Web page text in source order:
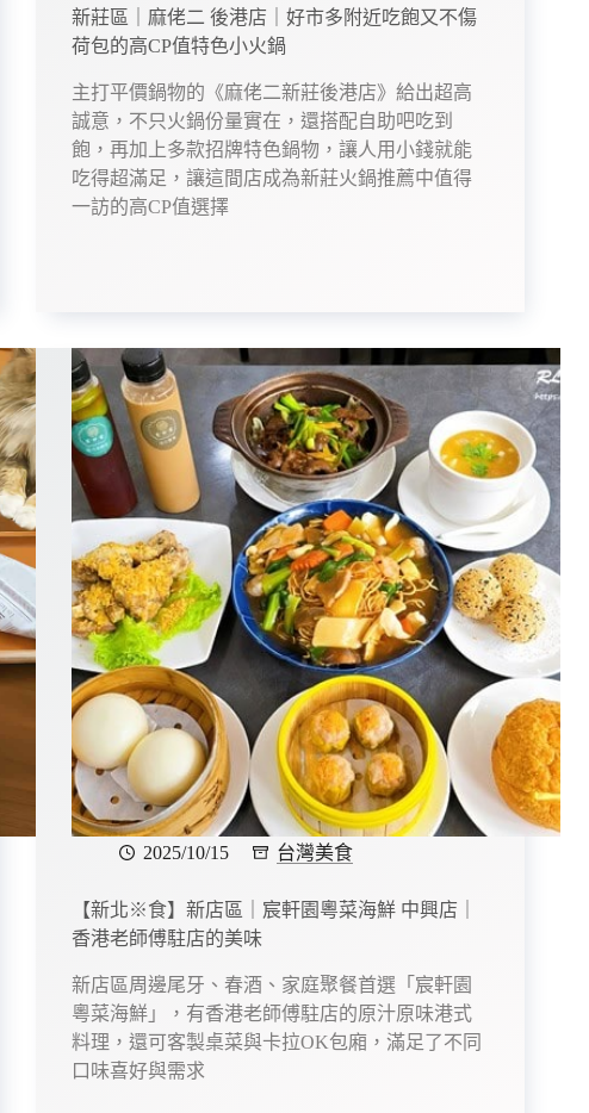
新莊區｜麻佬二 後港店｜好市多附近吃飽又不傷
荷包的高CP值特色小火鍋
主打平價鍋物的《麻佬二新莊後港店》給出超高
誠意，不只火鍋份量實在，還搭配自助吧吃到
飽，再加上多款招牌特色鍋物，讓人用小錢就能
吃得超滿足，讓這間店成為新莊火鍋推薦中值得
一訪的高CP值選擇
2025/10/15 台灣美食
【新北※食】新店區｜宸軒園粵菜海鮮 中興店｜
香港老師傅駐店的美味
新店區周邊尾牙、春酒、家庭聚餐首選「宸軒園
粵菜海鮮」，有香港老師傅駐店的原汁原味港式
料理，還可客製桌菜與卡拉OK包廂，滿足了不同
口味喜好與需求